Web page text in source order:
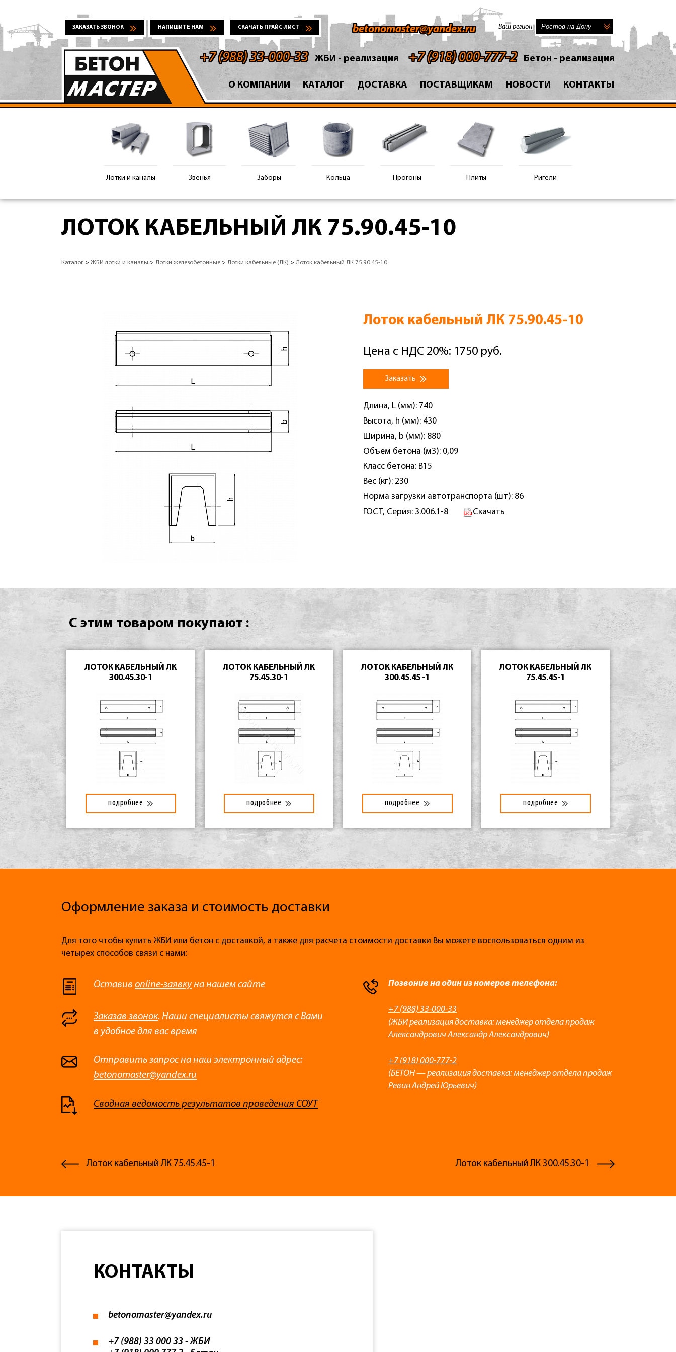
ЗАКАЗАТЬ ЗВОНОК НАПИШИТЕ НАМ СКАЧАТЬ ПРАЙС-ЛИСТ betonomaster@yandex.ru Ваш регион
+7 (988) 33-000-33 ЖБИ - реализация +7 (918) 000-777-2 Бетон - реализация
О КОМПАНИИ КАТАЛОГ ДОСТАВКА ПОСТАВЩИКАМ НОВОСТИ КОНТАКТЫ
Лотки и каналы Звенья Заборы Кольца Прогоны Плиты Ригели
ЛОТОК КАБЕЛЬНЫЙ ЛК 75.90.45-10
Каталог > ЖБИ лотки и каналы > Лотки железобетонные > Лотки кабельные (ЛК) > Лоток кабельный ЛК 75.90.45-10
Лоток кабельный ЛК 75.90.45-10
Цена с НДС 20%: 1750 руб.
Заказать
Длина, L (мм): 740
Высота, h (мм): 430
Ширина, b (мм): 880
Объем бетона (м3): 0,09
Класс бетона: B15
Вес (кг): 230
Норма загрузки автотранспорта (шт): 86
ГОСТ, Серия: 3.006.1-8 Скачать
С этим товаром покупают :
ЛОТОК КАБЕЛЬНЫЙ ЛК
300.45.30-1
подробнее
ЛОТОК КАБЕЛЬНЫЙ ЛК
75.45.30-1
подробнее
ЛОТОК КАБЕЛЬНЫЙ ЛК
300.45.45 -1
подробнее
ЛОТОК КАБЕЛЬНЫЙ ЛК
75.45.45-1
подробнее
Оформление заказа и стоимость доставки
Для того чтобы купить ЖБИ или бетон с доставкой, а также для расчета стоимости доставки Вы можете воспользоваться одним из
четырех способов связи с нами:
Оставив online-заявкуна нашем сайте
Заказав звонок. Наши специалисты свяжутся с Вами
в удобное для вас время
Отправить запрос на наш электронный адрес:
betonomaster@yandex.ru
Сводная ведомость результатов проведения СОУТ
Позвонив на один из номеров телефона:
+7 (988) 33-000-33
(ЖБИ реализация доставка: менеджер отдела продаж
Александрович Александр Александрович)
+7 (918) 000-777-2
(БЕТОН — реализация доставка: менеджер отдела продаж
Ревин Андрей Юрьевич)
Лоток кабельный ЛК 75.45.45-1 Лоток кабельный ЛК 300.45.30-1
КОНТАКТЫ
betonomaster@yandex.ru
+7 (988) 33 000 33 - ЖБИ